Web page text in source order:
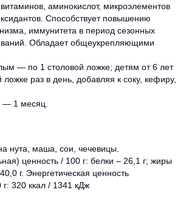
аминокислот, микроэлементов
Способствует повышению
иммунитета в период сезонных
Обладает общеукрепляющими
— по 1 столовой ложке; детям от 6 лет
раз в день, добавляя к соку, кефиру,
— 1 месяц.
нута, маша, сои, чечевицы.
ценность / 100 г: белки – 26,1 г; жиры
г. Энергетическая ценность
г: 320 ккал / 1341 кДж